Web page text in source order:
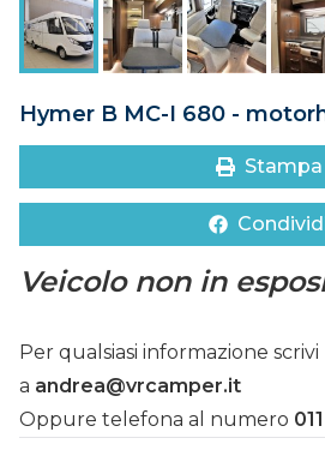
DOVE SIAMO
CONTATTI
Hymer B MC-I 680 -
Stampa
Veicolo non in
Per qualsiasi informazione scrivi
a andrea@vrcamper.it
Oppure telefona al numero